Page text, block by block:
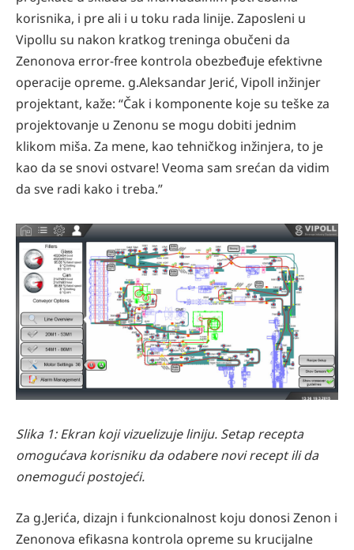
korisnika, i pre ali i u toku rada linije. Zaposleni u
Vipollu su nakon kratkog treninga obučeni da
Zenonova error-free kontrola obezbeđuje efektivne
operacije opreme. g.Aleksandar Jerić, Vipoll inžinjer
projektant, kaže: “Čak i komponente koje su teške za
projektovanje u Zenonu se mogu dobiti jednim
klikom miša. Za mene, kao tehničkog inžinjera, to je
kao da se snovi ostvare! Veoma sam srećan da vidim
da sve radi kako i treba.”
Slika 1: Ekran koji vizuelizuje liniju. Setap recepta
omogućava korisniku da odabere novi recept ili da
onemogući postojeći.
Za g.Jerića, dizajn i funkcionalnost koju donosi Zenon i
Zenonova efikasna kontrola opreme su krucijalne